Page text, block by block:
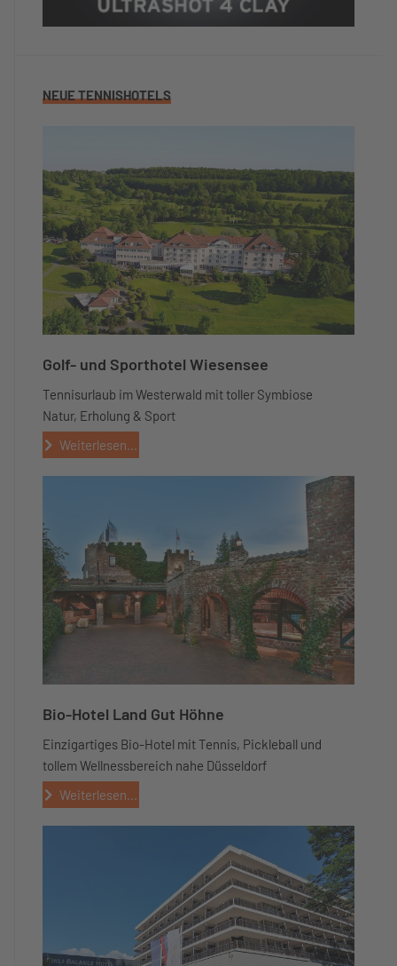
NEUE TENNISHOTELS
Golf- und Sporthotel Wiesensee
Tennisurlaub im Westerwald mit toller Symbiose
Natur, Erholung & Sport
Weiterlesen...
Bio-Hotel Land Gut Höhne
Einzigartiges Bio-Hotel mit Tennis, Pickleball und
tollem Wellnessbereich nahe Düsseldorf
Weiterlesen...